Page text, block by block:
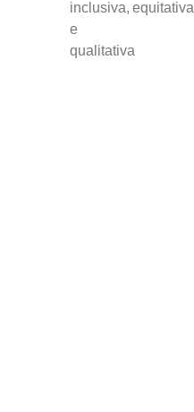
inclusiva, equitativa
e
qualitativa